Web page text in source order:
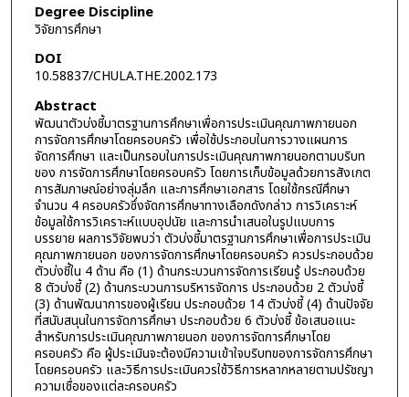
Degree Discipline
วิจัยการศึกษา
DOI
10.58837/CHULA.THE.2002.173
Abstract
พัฒนาตัวบ่งชี้มาตรฐานการศึกษาเพื่อการประเมินคุณภาพภายนอก
การจัดการศึกษาโดยครอบครัว เพื่อใช้ประกอบในการวางแผนการ
จัดการศึกษา และเป็นกรอบในการประเมินคุณภาพภายนอกตามบริบท
ของ การจัดการศึกษาโดยครอบครัว โดยการเก็บข้อมูลด้วยการสังเกต
การสัมภาษณ์อย่างลุ่มลึก และการศึกษาเอกสาร โดยใช้กรณีศึกษา
จำนวน 4 ครอบครัวซึ่งจัดการศึกษาทางเลือกดังกล่าว การวิเคราะห์
ข้อมูลใช้การวิเคราะห์แบบอุปนัย และการนำเสนอในรูปแบบการ
บรรยาย ผลการวิจัยพบว่า ตัวบ่งชี้มาตรฐานการศึกษาเพื่อการประเมิน
คุณภาพภายนอก ของการจัดการศึกษาโดยครอบครัว ควรประกอบด้วย
ตัวบ่งชี้ใน 4 ด้าน คือ (1) ด้านกระบวนการจัดการเรียนรู้ ประกอบด้วย
8 ตัวบ่งชี้ (2) ด้านกระบวนการบริหารจัดการ ประกอบด้วย 2 ตัวบ่งชี้
(3) ด้านพัฒนาการของผู้เรียน ประกอบด้วย 14 ตัวบ่งชี้ (4) ด้านปัจจัย
ที่สนับสนุนในการจัดการศึกษา ประกอบด้วย 6 ตัวบ่งชี้ ข้อเสนอแนะ
สำหรับการประเมินคุณภาพภายนอก ของการจัดการศึกษาโดย
ครอบครัว คือ ผู้ประเมินจะต้องมีความเข้าใจบริบทของการจัดการศึกษา
โดยครอบครัว และวิธีการประเมินควรใช้วิธีการหลากหลายตามปรัชญา
ความเชื่อของแต่ละครอบครัว